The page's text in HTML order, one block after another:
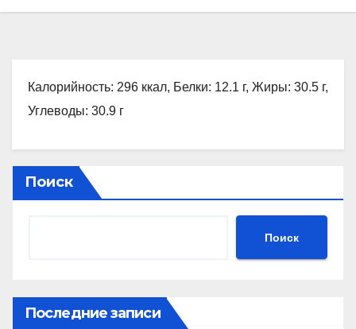
Калорийность: 296 ккал, Белки: 12.1 г, Жиры: 30.5 г,
Углеводы: 30.9 г
Поиск
Поиск
Последние записи